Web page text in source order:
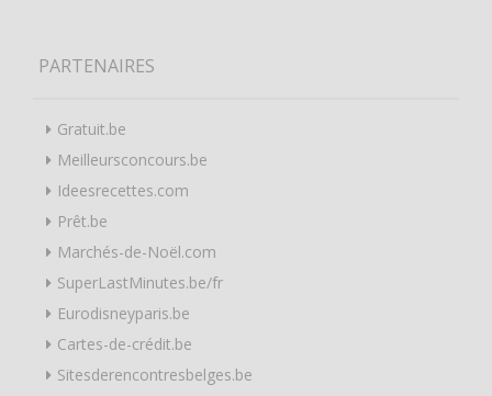
PARTENAIRES
Gratuit.be
Meilleursconcours.be
Ideesrecettes.com
Prêt.be
Marchés-de-Noël.com
SuperLastMinutes.be/fr
Eurodisneyparis.be
Cartes-de-crédit.be
Sitesderencontresbelges.be